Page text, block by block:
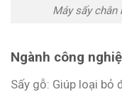
Máy sấy chân
Ngành công
Sấy gỗ: Giúp loại bỏ